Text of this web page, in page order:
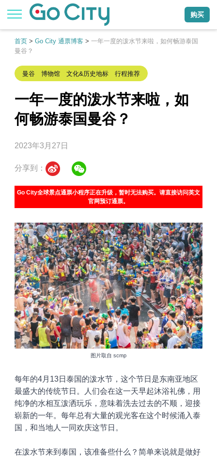
购买
首页 > Go City 通票博客 > 一年一度的泼水节来啦，如何畅游泰国
曼谷？
曼谷 博物馆 文化&历史地标 行程推荐
一年一度的泼水节来啦，如
何畅游泰国曼谷？
2023年3月27日
分享到：
Go City全球景点通票小程序正在升级，暂时无法购买。请直接访问英文
官网预订通票。
图片取自 scmp
每年的4月 13日 泰国的泼水节 ， 这个节日 是东南亚地区
最盛大的传统节日。人们会在这一天早起沐浴礼佛，用
纯净的水相互泼洒玩乐，意味着洗去过去的不顺，迎接
崭新的一年。每年总有大量的观光客在这个时候涌入泰
国，和当地人一同欢庆这节日。
在泼水节来到泰国，该准备些什么？简单来说就是做好